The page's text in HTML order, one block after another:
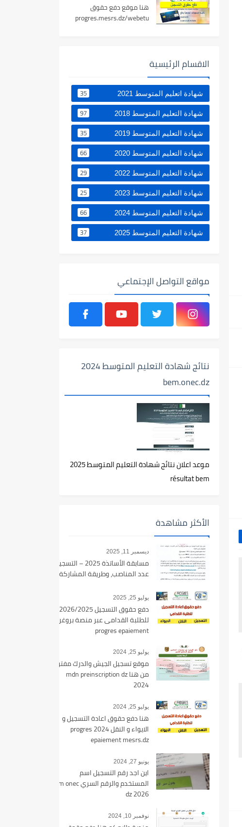
هنا موقع دفع حقوق
progres.mesrs.dz/webetu
الاقسام الرئيسية
شهادة اتعليم المتوسط 2021 35
شهادة التعليم المتوسط 2018 97
شهادة التعليم المتوسط 2019 35
شهادة التعليم المتوسط 2020 66
شهادة التعليم المتوسط 2022 29
شهادة التعليم المتوسط 2023 25
شهادة التعليم المتوسط 2024 66
شهادة التعليم المتوسط 2025 37
مواقع التواصل الإجتماعي
نتائج شهادة التعليم المتوسط 2024
bem.onec.dz
موعد اعلان نتائج شهادة التعليم المتوسط 2025
résultat bem
الأكثر مشاهدة
ديسمبر 11, 2025
مسابقة الأساتذة 2025 – التسجيل،
عدد المناصب، وطريقة المشاركة
يوليو 25, 2025
دفع حقوق التسجيل 2026/2025
للطلبة القدامى عبر منصة بروغرس
progres epaiement
يوليو 25, 2024
موقع تسجيل الجيش والدرك مفتوح
من هنا mdn preinscription dz
2024
يوليو 25, 2024
هنا دفع حقوق اعادة التسجيل و
الايواء و النقل 2024 progres
epaiement mesrs.dz
يونيو 27, 2024
اين اجد رقم التسجيل اسم
المستخدم والرقم السري bem onec
dz 2026
نوفمبر 10, 2024